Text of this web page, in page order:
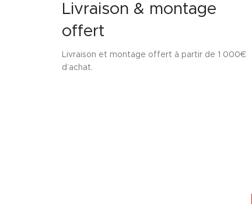
Livraison & montage
offert
Livraison et montage offert à partir de 1 000€
d’achat.